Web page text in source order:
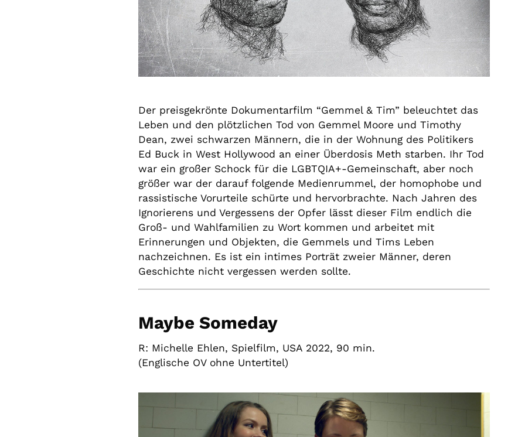
Der preisgekrönte Dokumentarfilm “Gemmel & Tim” beleuchtet das
Leben und den plötzlichen Tod von Gemmel Moore und Timothy
Dean, zwei schwarzen Männern, die in der Wohnung des Politikers
Ed Buck in West Hollywood an einer Überdosis Meth starben. Ihr Tod
war ein großer Schock für die LGBTQIA+-Gemeinschaft, aber noch
größer war der darauf folgende Medienrummel, der homophobe und
rassistische Vorurteile schürte und hervorbrachte. Nach Jahren des
Ignorierens und Vergessens der Opfer lässt dieser Film endlich die
Groß- und Wahlfamilien zu Wort kommen und arbeitet mit
Erinnerungen und Objekten, die Gemmels und Tims Leben
nachzeichnen. Es ist ein intimes Porträt zweier Männer, deren
Geschichte nicht vergessen werden sollte.
Maybe Someday
R: Michelle Ehlen, Spielfilm, USA 2022, 90 min.
(Englische OV ohne Untertitel)